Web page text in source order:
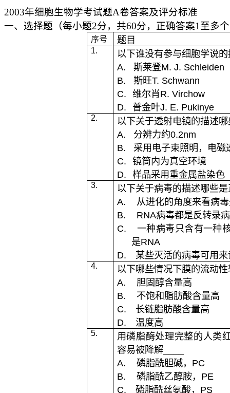
2003年细胞生物学考试题A卷答案及评分标准
一、选择题（每小题2分，共60分，正确答案1 至多
序号 题目
1.
以下谁没有参与细胞学说的
A.
斯莱登M. J. Schleiden
B.
斯旺T. Schwann
C.
维尔肖 R. Virchow
D.
普金叶J. E. Pukinye
2.
以下关于透射电镜的描述
A.
分辨力约0.2nm
B.
采用电子束照明，电磁
C.
镜筒内为真空环境
D.
样品采用重金属盐染色
3.
以下关于病毒的描述哪些
A.
从进化的角度来看病
B.
RNA病毒都是反转录
C.
一种病毒只含有一种
是RNA
D.
某些灭活的病毒可用
4.
以下哪些情况下膜的流动性
A.
胆固醇含量高
B.
不饱和脂肪酸含量高
C.
长链脂肪酸含量高
D.
温度高
5.
用磷脂酶处理完整的人类
容易被降解____
A.
磷脂酰胆碱， PC
B.
磷脂酰乙醇胺， PE
C.
磷脂酰丝氨酸， PS